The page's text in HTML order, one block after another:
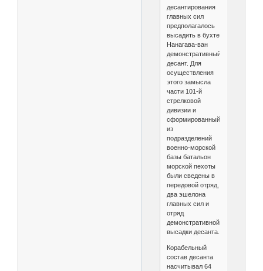
десантирования
главных сил
предполагалось
высадить в бухте
Нанагава-ван
демонстративный
десант. Для
осуществления
этого замысла
части 101-й
стрелковой
дивизии и
сформированный
из
подразделений
военно-морской
базы батальон
морской пехоты
были сведены в
передовой отряд,
два эшелона
главных сил и
отряд
демонстративной
высадки десанта.
Корабельный
состав десанта
насчитывал 64